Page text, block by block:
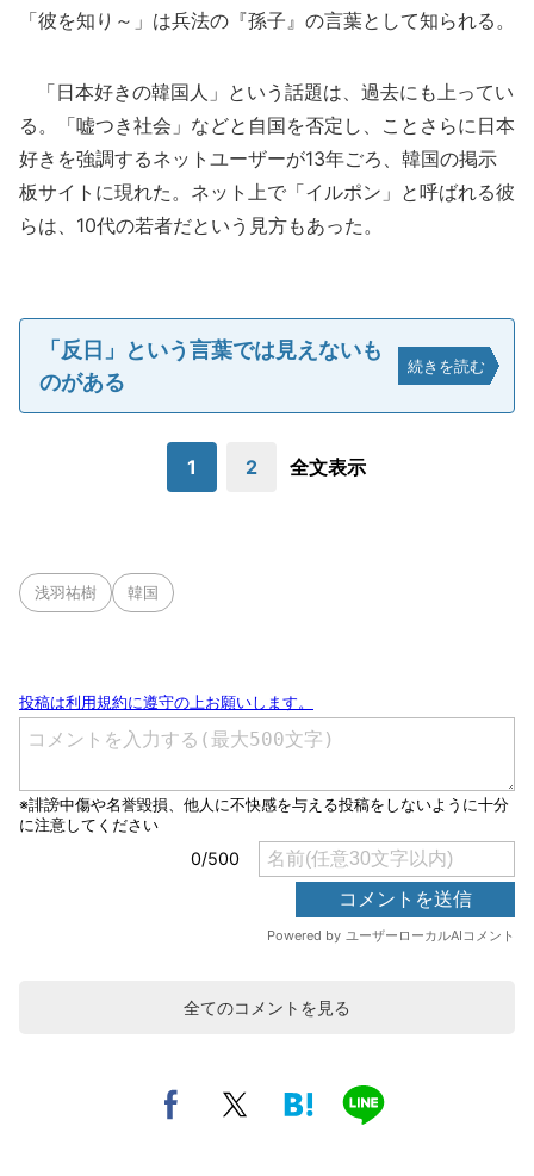
「彼を知り～」は兵法の『孫子』の言葉として知られる。
「日本好きの韓国人」という話題は、過去にも上ってい
る。「嘘つき社会」などと自国を否定し、ことさらに日本
好きを強調するネットユーザーが13年ごろ、韓国の掲示
板サイトに現れた。ネット上で「イルポン」と呼ばれる彼
らは、10代の若者だという見方もあった。
「反日」という言葉では見えないも
のがある
続きを読む
1 2 全文表示
浅羽祐樹 韓国
全てのコメントを見る